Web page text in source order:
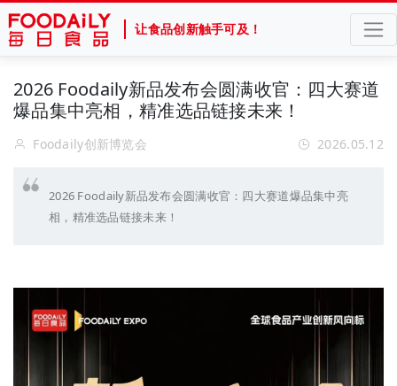
让食品创新触手可及！
2026 Foodaily新品发布会圆满收官：四大赛道
爆品集中亮相，精准选品链接未来！
Foodaily创新博览会 2026.05.12
2026 Foodaily新品发布会圆满收官：四大赛道爆品集中亮
相，精准选品链接未来！